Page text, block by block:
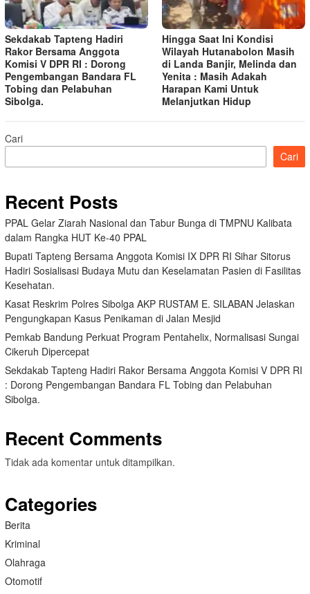
Sekdakab Tapteng Hadiri
Rakor Bersama Anggota
Komisi V DPR RI : Dorong
Pengembangan Bandara FL
Tobing dan Pelabuhan
Sibolga.
Hingga Saat Ini Kondisi
Wilayah Hutanabolon Masih
di Landa Banjir, Melinda dan
Yenita : Masih Adakah
Harapan Kami Untuk
Melanjutkan Hidup
Cari
Cari
Recent Posts
PPAL Gelar Ziarah Nasional dan Tabur Bunga di TMPNU Kalibata
dalam Rangka HUT Ke-40 PPAL
Bupati Tapteng Bersama Anggota Komisi IX DPR RI Sihar Sitorus
Hadiri Sosialisasi Budaya Mutu dan Keselamatan Pasien di Fasilitas
Kesehatan.
Kasat Reskrim Polres Sibolga AKP RUSTAM E. SILABAN Jelaskan
Pengungkapan Kasus Penikaman di Jalan Mesjid
Pemkab Bandung Perkuat Program Pentahelix, Normalisasi Sungai
Cikeruh Dipercepat
Sekdakab Tapteng Hadiri Rakor Bersama Anggota Komisi V DPR RI
: Dorong Pengembangan Bandara FL Tobing dan Pelabuhan
Sibolga.
Recent Comments
Tidak ada komentar untuk ditampilkan.
Categories
Berita
Kriminal
Olahraga
Otomotif